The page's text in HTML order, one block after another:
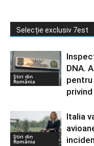
Selecție exclusiv 7est
Știri din
România
DNA.
pentru
Știri din
România
Italia